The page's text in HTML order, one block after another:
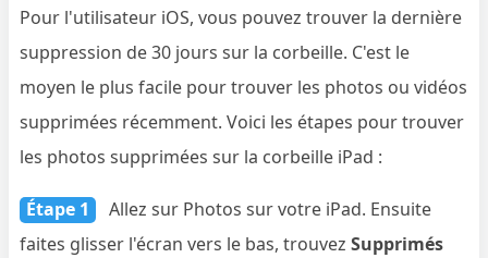
Pour l'utilisateur iOS, vous pouvez trouver la dernière
suppression de 30 jours sur la corbeille. C'est le
moyen le plus facile pour trouver les photos ou vidéos
supprimées récemment. Voici les étapes pour trouver
les photos supprimées sur la corbeille iPad :
Étape 1
Allez sur Photos sur votre iPad. Ensuite
faites glisser l'écran vers le bas, trouvezSupprimés